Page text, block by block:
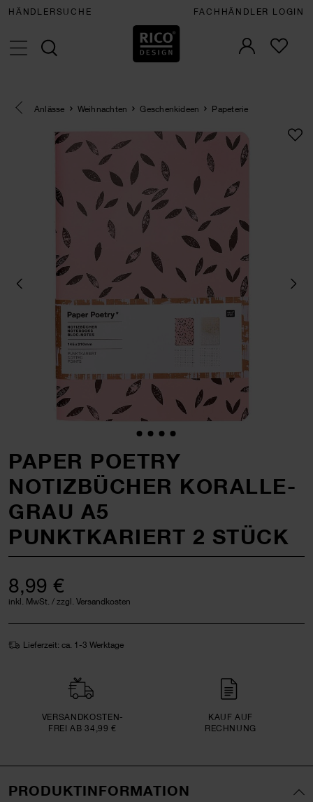
HÄNDLERSUCHE FACHHÄNDLER LOGIN
Eine Kategorie zurück navigieren
Anlässe Weihnachten Geschenkideen Papeterie
PAPER POETRY
NOTIZBÜCHER KORALLE-
GRAU A5
PUNKTKARIERT 2 STÜCK
8,99 €
inkl. MwSt. / zzgl. Versandkosten
Lieferzeit: ca. 1-3 Werktage
VERSAND­KOSTEN­
FREI AB 34,99 €
KAUF AUF
RECHNUNG
PRODUKTINFORMATION